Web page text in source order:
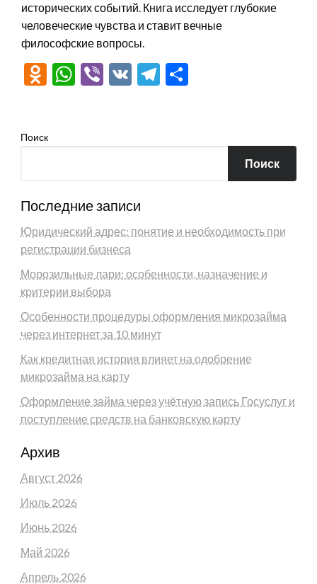
исторических событий. Книга исследует глубокие
человеческие чувства и ставит вечные
философские вопросы.
Odnoklassniki
WhatsApp
Viber
VK Telegram
Поиск
Поиск
Последние записи
Юридический адрес: понятие и необходимость при
регистрации бизнеса
Морозильные лари: особенности, назначение и
критерии выбора
Особенности процедуры оформления микрозайма
через интернет за 10 минут
Как кредитная история влияет на одобрение
микрозайма на карту
Оформление займа через учётную запись Госуслуг и
поступление средств на банковскую карту
Архив
Август 2026
Июль 2026
Июнь 2026
Май 2026
Апрель 2026